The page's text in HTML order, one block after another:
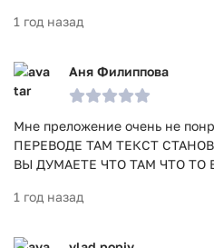
1 год назад
Аня Филиппова
Мне преложение очень не
ПЕРЕВОДЕ ТАМ ТЕКСТ
ВЫ ДУМАЕТЕ ЧТО ТАМ ЧТО ТО
1 год назад